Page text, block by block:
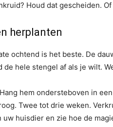
Houd dat gescheiden.
herplanten
ochtend is het beste. De
de hele stengel af als je wilt.
hem ondersteboven in
Twee tot drie weken.
uw huisdier en zie hoe de